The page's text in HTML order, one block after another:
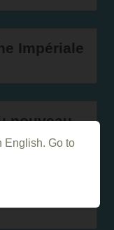
Impériale
nouveau
la flûte
à la flûte
English. Go to